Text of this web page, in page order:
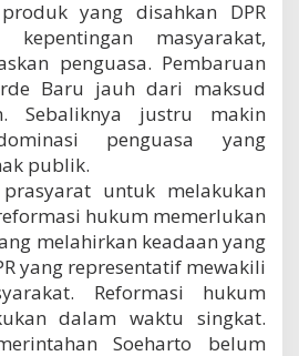
yang disahkan DPR
masyarakat,
penguasa. Pembaruan
Baru jauh dari maksud
Sebaliknya justru makin
penguasa yang
publik.
untuk melakukan
hukum memerlukan
melahirkan keadaan yang
yang representatif mewakili
Reformasi hukum
dalam waktu singkat.
Soeharto belum